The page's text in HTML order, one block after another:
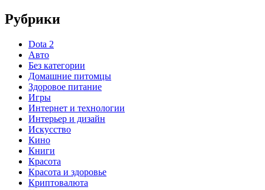
Рубрики
Dota 2
Авто
Без категории
Домашние питомцы
Здоровое питание
Игры
Интернет и технологии
Интерьер и дизайн
Искусство
Кино
Книги
Красота
Красота и здоровье
Криптовалюта